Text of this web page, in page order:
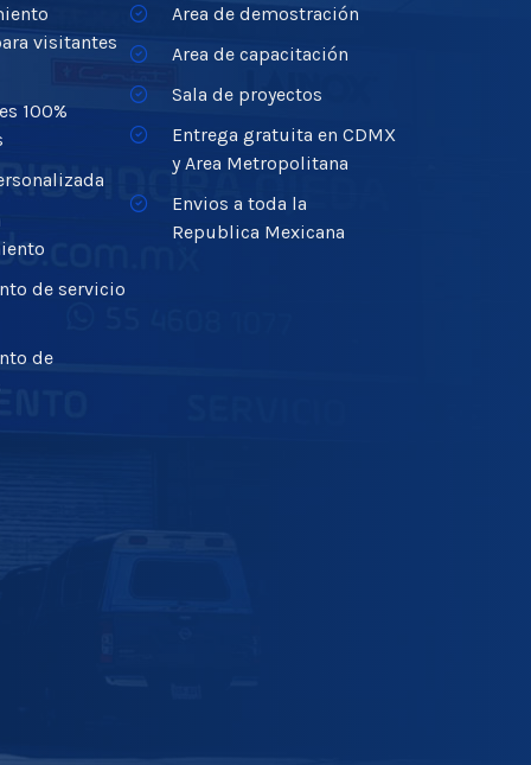
visitantes
100%
de servicio
de
Area de demostración
Area de capacitación
Sala de proyectos
Entrega gratuita en CDMX
y Area Metropolitana
Envios a toda la
Republica Mexicana